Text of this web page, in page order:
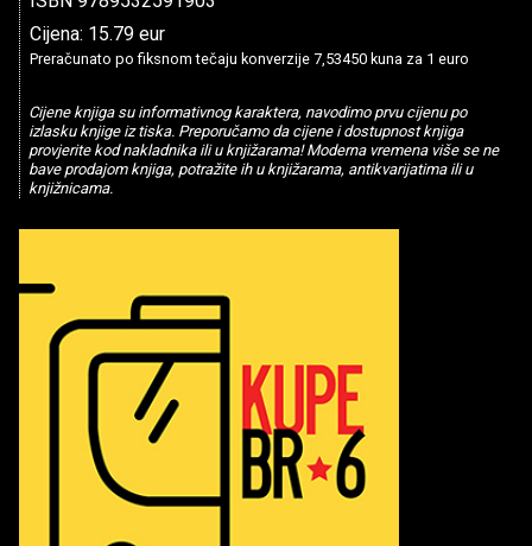
Cijena: 15.79 eur
Preračunato po fiksnom tečaju konverzije 7,53450 kuna za 1 euro
Cijene knjiga su informativnog karaktera, navodimo prvu cijenu po
izlasku knjige iz tiska. Preporučamo da cijene i dostupnost knjiga
provjerite kod nakladnika ili u knjižarama! Moderna vremena više se ne
bave prodajom knjiga, potražite ih u knjižarama, antikvarijatima ili u
knjižnicama.